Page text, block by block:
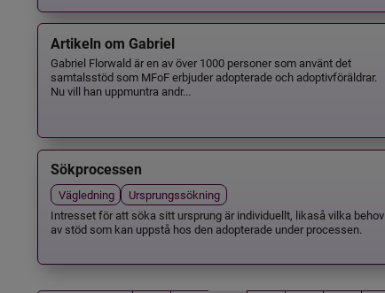
Artikeln om Gabriel
Gabriel Florwald är en av över 1000 personer som använt det
samtalsstöd som MFoF erbjuder adopterade och adoptivföräldrar.
Nu vill han uppmuntra andr...
Sökprocessen
Vägledning
Ursprungssökning
Intresset för att söka sitt ursprung är individuellt, likaså vilka behov
av stöd som kan uppstå hos den adopterade under processen.